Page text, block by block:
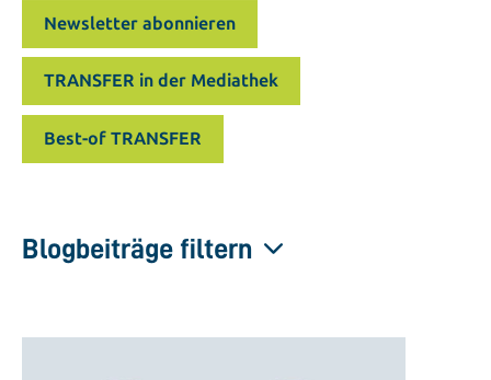
Newsletter abonnieren
TRANSFER in der Mediathek
Best-of TRANSFER
Blogbeiträge filtern